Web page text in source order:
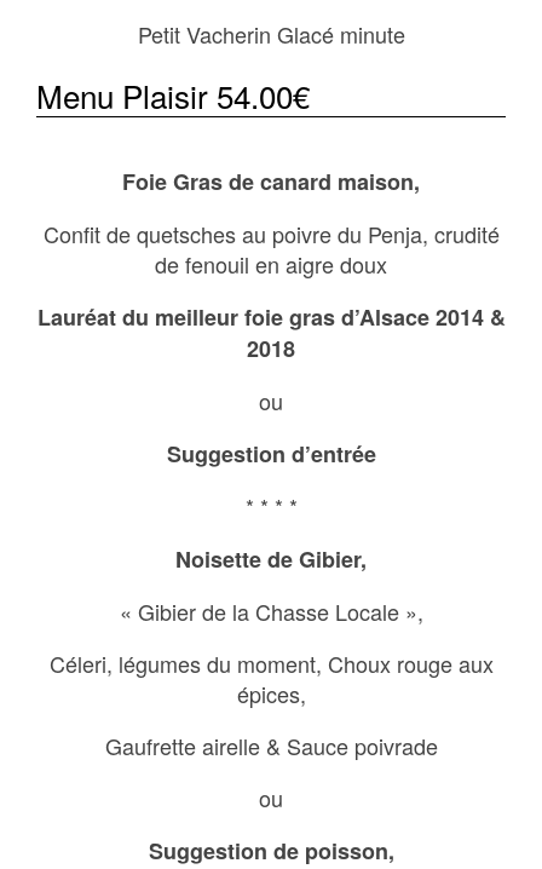
Petit Vacherin Glacé minute
Menu Plaisir 54.00€
Foie Gras de canard maison,
Confit de quetsches au poivre du Penja, crudité
de fenouil en aigre doux
Lauréat du meilleur foie gras d’Alsace 2014 &
2018
ou
Suggestion d’entrée
* * * *
Noisette de Gibier,
« Gibier de la Chasse Locale »,
Céleri, légumes du moment, Choux rouge aux
épices,
Gaufrette airelle & Sauce poivrade
ou
Suggestion de poisson,